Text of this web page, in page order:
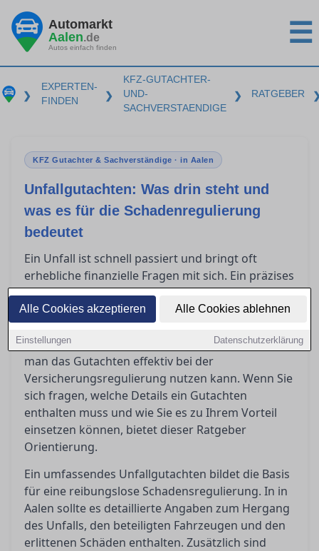
Alle Cookies akzeptieren Alle Cookies ablehnen
Einstellungen Datenschutzerklärung
Automarkt
Aalen.de
Autos einfach finden ☰
❯
EXPERTEN-
FINDEN
❯
KFZ-GUTACHTER-
UND-
SACHVERSTAENDIGE
❯ RATGEBER
KFZ Gutachter & Sachverständige · in Aalen
Unfallgutachten: Was drin steht und
was es für die Schadenregulierung
bedeutet
Ein Unfall ist schnell passiert und bringt oft
erhebliche finanzielle Fragen mit sich. Ein präzises
Unfallgutachten ist entscheidend für die
Schadenregulierung, insbesondere in Aalen. Es
klärt die Begriffe wie Wiederbeschaffungswert,
Restwert und Reparaturkosten und zeigt auf, wie
man das Gutachten effektiv bei der
Versicherungsregulierung nutzen kann. Wenn Sie
sich fragen, welche Details ein Gutachten
enthalten muss und wie Sie es zu Ihrem Vorteil
einsetzen können, bietet dieser Ratgeber
Orientierung.
Ein umfassendes Unfallgutachten bildet die Basis
für eine reibungslose Schadensregulierung. In in
Aalen sollte es detaillierte Angaben zum Hergang
des Unfalls, den beteiligten Fahrzeugen und den
erlittenen Schäden enthalten. Zusätzlich sind